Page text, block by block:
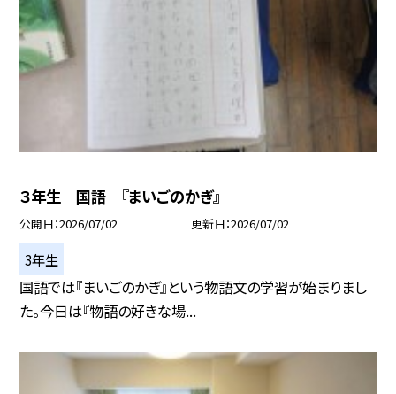
３年生 国語 『まいごのかぎ』
公開日 2026/07/02 更新日 2026/07/02
3年生
国語では『まいごのかぎ』という物語文の学習が始まりまし
た。今日は『物語の好きな場...